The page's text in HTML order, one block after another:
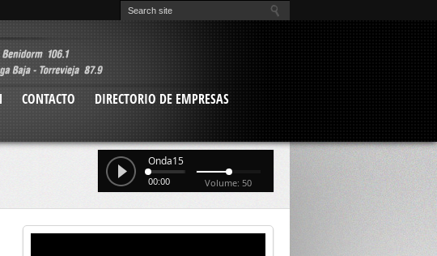
CONTACTO
DIRECTORIO DE EMPRESAS
Onda15
00:00 Volume: 50